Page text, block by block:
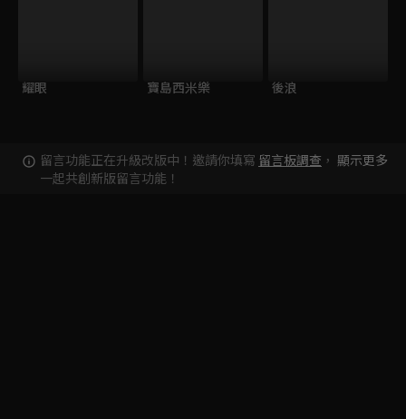
耀眼 寶島西米樂 後浪
留言功能正在升級改版中！邀請你填寫 留言板調查 ，
一起共創新版留言功能！
顯示更多